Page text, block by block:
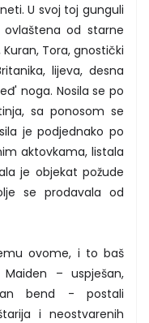
U svoj toj gunguli
od starne
Tora, gnostički
lijeva, desna
noga. Nosila se po
sa ponosom se
je podjednako po
aktovkama, listala
je objekat požude
se prodavala od
ovome, i to baš
– uspješan,
bend - postali
i neostvarenih